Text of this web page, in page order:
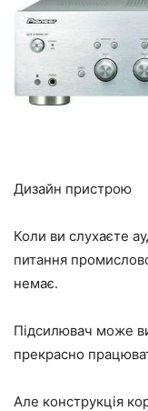
Дизайн пристрою
Коли ви слухаєте
питання
немає.
Підсилювач може
прекрасно
Але конструкція